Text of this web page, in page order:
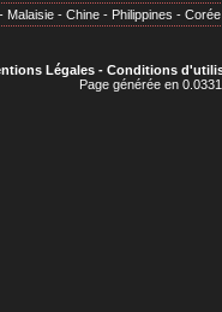
- Malaisie - Chine - Philippines - Corée
Légales- Conditions
Page générée en